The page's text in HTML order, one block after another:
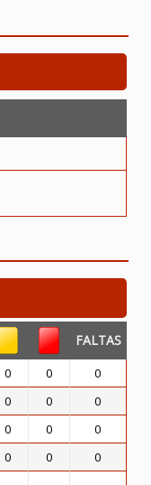
FALTAS
0 0
0
0 0
0
0 0
0
0 0
0